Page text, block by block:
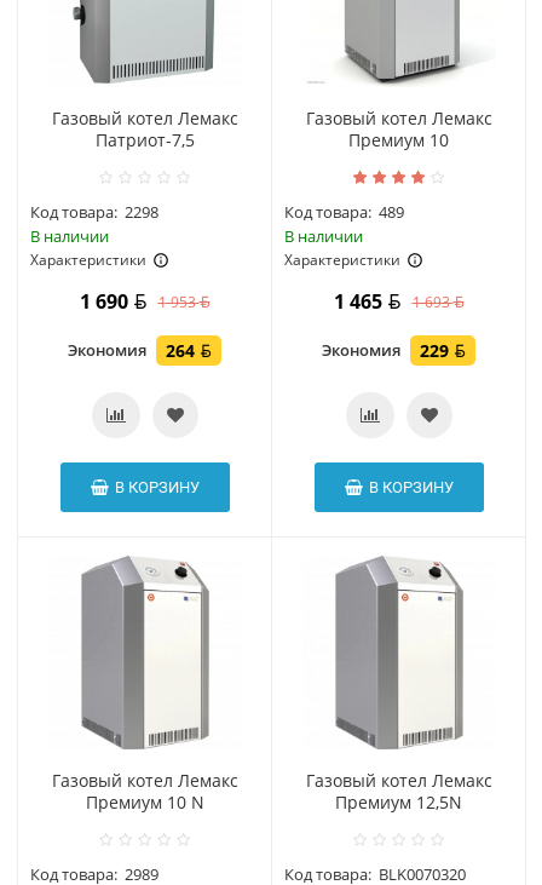
Газовый котел Лемакс
Патриот-7,5
Код товара: 2298
В наличии
Характеристики
1 690 1 953
Экономия 264
В КОРЗИНУ
Газовый котел Лемакс
Премиум 10
Код товара: 489
В наличии
Характеристики
1 465 1 693
Экономия 229
В КОРЗИНУ
Газовый котел Лемакс
Премиум 10 N
Код товара: 2989
Газовый котел Лемакс
Премиум 12,5N
Код товара: BLK0070320